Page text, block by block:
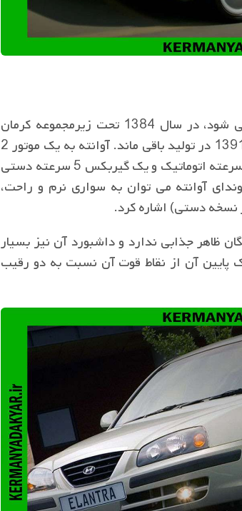
هیوندای آوانته که با نام النترا نیز شناخته می شود، در سال 1384 تحت زیرمجموعه کرمان
این خودرو تا سال 1391 در تولید باقی ماند. آوانته به یک موتور 2
لیتری تنفس طبیعی مجهز بود و یک گیربکس 4 سرعته اتوماتیک و یک گیربکس 5 سرعته دستی
آوانته می توان به سواری نرم و راحت،
دستی) اشاره کرد.
ذکر است که آوانته برخلاف مزدا 3 و مگان ظاهر جذابی ندارد و داشبورد آن نیز بسیار
پایین آن از نقاط قوت آن نسبت به دو رقیب